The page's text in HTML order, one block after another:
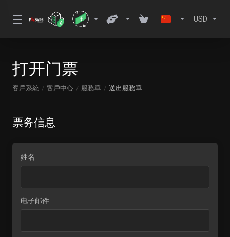
USD
打开门票
客戶系統 客戶中心 服務單 送出服務單
票务信息
姓名
电子邮件